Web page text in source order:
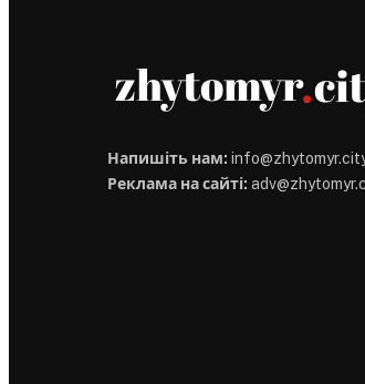
Напишіть нам:
Реклама на сайті: